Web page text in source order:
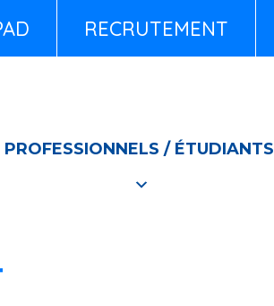
RECRUTEMENT
PROFESSIONNELS / ÉTUDIANTS